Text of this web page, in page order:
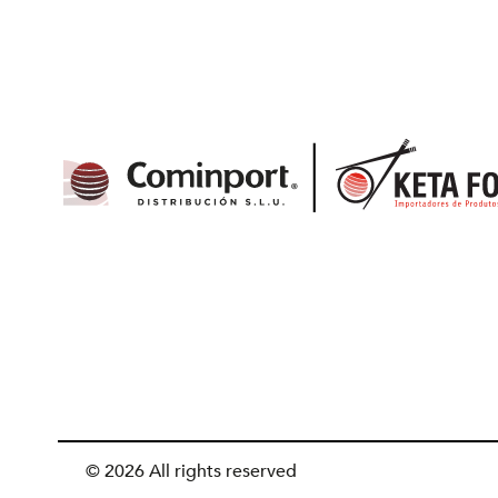
© 2026 All rights reserved